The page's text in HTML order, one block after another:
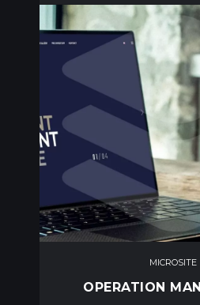
MICROSITE
OPERATION